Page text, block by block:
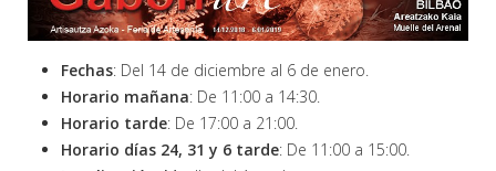
Fechas: Del 14 de diciembre al 6 de enero.
Horario mañana: De 11:00 a 14:30.
Horario tarde: De 17:00 a 21:00.
Horario días 24, 31 y 6 tarde: De 11:00 a 15:00.